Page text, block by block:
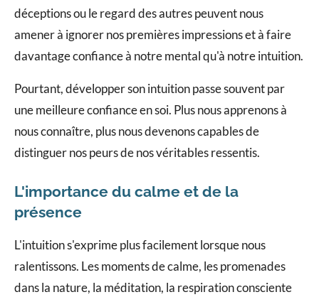
déceptions ou le regard des autres peuvent nous
amener à ignorer nos premières impressions et à faire
davantage confiance à notre mental qu'à notre intuition.
Pourtant, développer son intuition passe souvent par
une meilleure confiance en soi. Plus nous apprenons à
nous connaître, plus nous devenons capables de
distinguer nos peurs de nos véritables ressentis.
L'importance du calme et de la
présence
L'intuition s'exprime plus facilement lorsque nous
ralentissons. Les moments de calme, les promenades
dans la nature, la méditation, la respiration consciente